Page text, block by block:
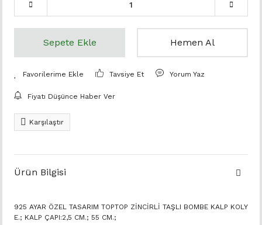
Sepete Ekle Hemen Al
Tavsiye Et Yorum Yaz
Fiyatı Düşünce Haber Ver
Karşılaştır
Ürün Bilgisi
925 AYAR ÖZEL TASARIM TOPTOP ZİNCİRLİ TAŞLI BOMBE KALP KOLY
E.; KALP ÇAPI:2,5 CM.; 55 CM.;